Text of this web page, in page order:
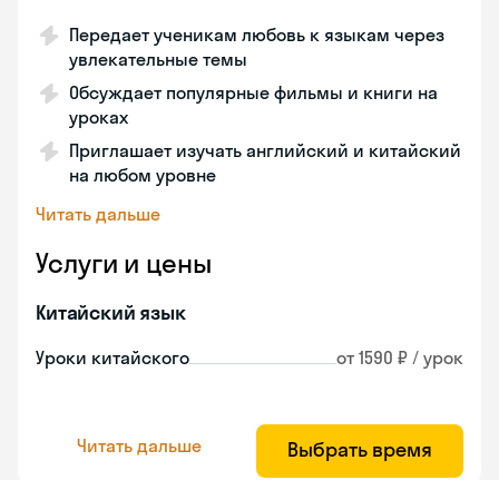
Передает ученикам любовь к языкам через
увлекательные темы
Обсуждает популярные фильмы и книги на
уроках
Приглашает изучать английский и китайский
на любом уровне
Читать дальше
Услуги и цены
Китайский язык
Уроки китайского от 1590 ₽ / урок
Читать дальше Выбрать время